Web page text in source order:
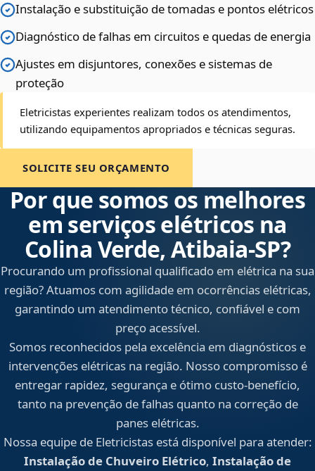
Instalação e substituição de tomadas e pontos elétricos
Diagnóstico de falhas em circuitos e quedas de energia
Ajustes em disjuntores, conexões e sistemas de
proteção
Eletricistas experientes realizam todos os atendimentos,
utilizando equipamentos apropriados e técnicas seguras.
SOLICITE SEU ORÇAMENTO
Por que somos os melhores
em serviços elétricos na
Colina Verde, Atibaia‑SP?
Procurando um profissional qualificado em elétrica na sua
região? Atuamos com agilidade em ocorrências elétricas,
garantindo um atendimento técnico, confiável e com
preço acessível.
Somos reconhecidos pela excelência em diagnósticos e
intervenções elétricas na região. Nosso compromisso é
entregar rapidez, segurança e ótimo custo-benefício,
tanto na prevenção de falhas quanto na correção de
panes elétricas.
Nossa equipe de Eletricistas está disponível para atender:
Instalação de Chuveiro Elétrico, Instalação de